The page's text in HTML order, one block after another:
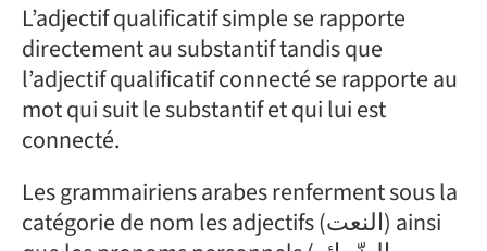
L’adjectif qualificatif simple se rapporte
directement au substantif tandis que
l’adjectif qualificatif connecté se rapporte au
mot qui suit le substantif et qui lui est
connecté.
Les grammairiens arabes renferment sous la
catégorie de nom les adjectifs (النعت) ainsi